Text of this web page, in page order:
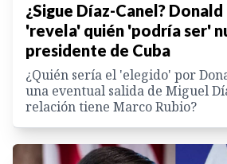
¿Sigue Díaz-Canel?
'revela' quién 'podría ser'
presidente de Cuba
¿Quién sería el 'elegido' por
una eventual salida de Miguel
relación tiene Marco Rubio?